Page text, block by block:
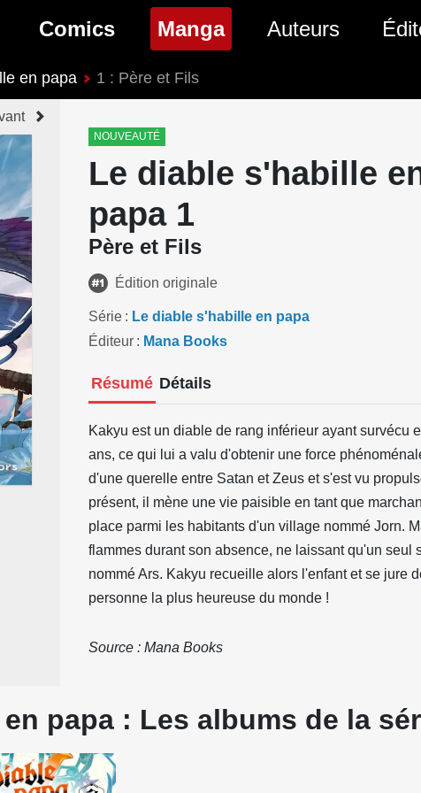
BD
sorties BD
BD
Comics
Nouveautés Comics
Prochaines sorties Comics
Genres Comics
Manga(page courante)
Nouveautés Manga
Prochaines sorties Manga
Genres Manga
Auteurs
en papa 1 : Père et Fils
NOUVEAUTÉ
Le diable s'habille
papa 1
Père et Fils
Édition originale
Série
Le diable s'habille en papa
Éditeur
Mana Books
Résumé Détails
Kakyu est un diable de rang inférieur ayant survécu
ans, ce qui lui a valu d'obtenir une force
d'une querelle entre Satan et Zeus et s'est vu
présent, il mène une vie paisible en tant que
place parmi les habitants d'un village nommé Jorn.
flammes durant son absence, ne laissant qu'un seul
nommé Ars. Kakyu recueille alors l'enfant et se jure
personne la plus heureuse du monde !
Source : Mana Books
papa : Les albums de la